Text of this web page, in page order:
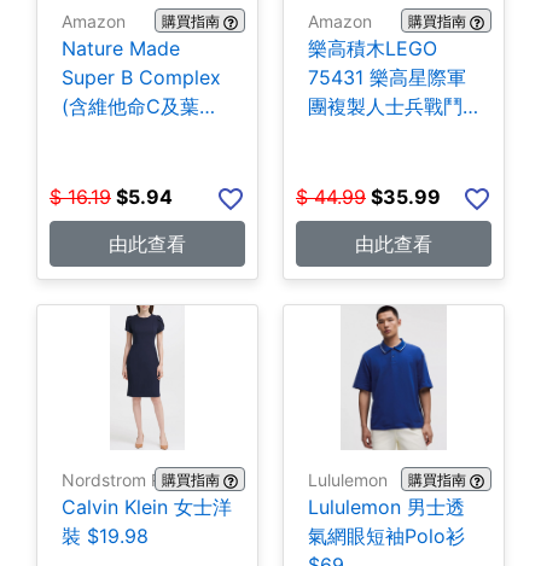
Amazon 購買指南
Nature Made
Super B Complex
(含維他命C及葉酸)
$ 16.19 $5.94
由此查看
Amazon 購買指南
樂高積木LEGO
75431 樂高星際軍
團複製人士兵戰鬥
$ 44.99 $35.99
由此查看
Nordstrom Rack購買指南
Calvin Klein 女士洋
裝 $19.98
Lululemon 購買指南
Lululemon 男士透
氣網眼短袖Polo衫